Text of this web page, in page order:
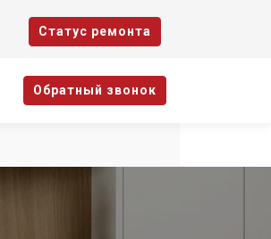
Cтатус ремонта
Oбратный звонок